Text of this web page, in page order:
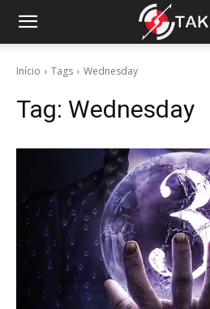
Início Tags Wednesday
Tag: Wednesday